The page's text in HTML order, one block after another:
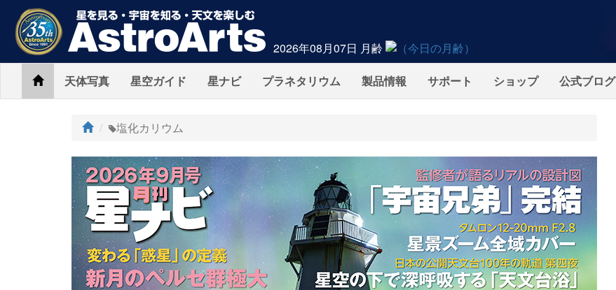
2026年08月07日 月齢
Home天体写真 星空ガイド 星ナビ プラネタリウム 製品情報 サポート ショップ 公式ブログ
ト
プ
塩化カリウム